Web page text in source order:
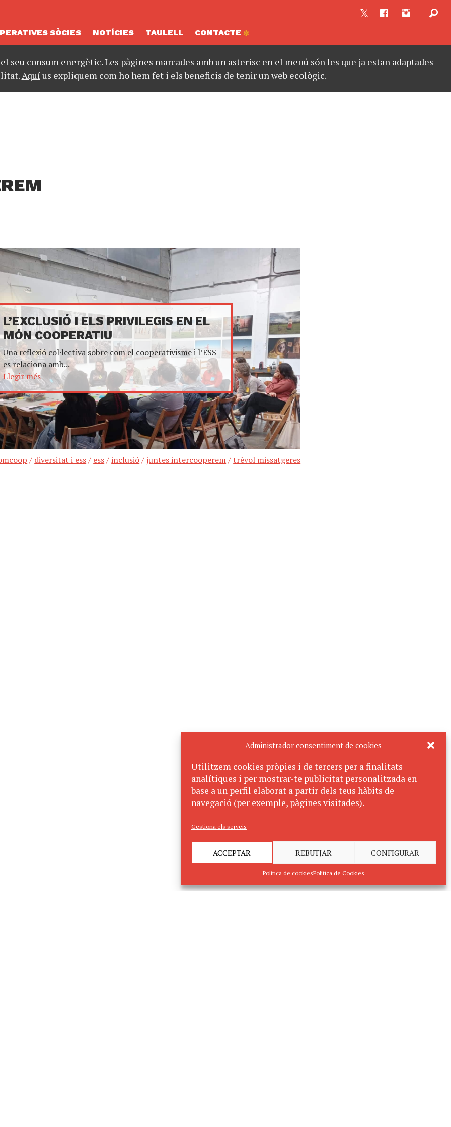
Administrador consentiment de cookies
Utilitzem cookies pròpies i de tercers per a finalitats
analítiques i per mostrar-te publicitat personalitzada en
base a un perfil elaborat a partir dels teus hàbits de
navegació (per exemple, pàgines visitades).
Gestiona els serveis
ACCEPTAR REBUTJAR CONFIGURAR
Política de cookiesPolítica de Cookies
SÒCIES NOTÍCIES TAULELL CONTACTE
consum energètic. Les pàgines marcades amb un asterisc en el menú són les que ja estan adaptades
Aquíus expliquem com ho hem fet i els beneficis de tenir un web ecològic.
L’EXCLUSIÓ I ELS PRIVILEGIS EN EL
MÓN COOPERATIU
Una reflexió col·lectiva sobre com el cooperativisme i l’ESS
es relaciona amb...
Llegir més
/ diversitat i ess/ ess/inclusió/juntes intercooperem/trèvol missatgeres